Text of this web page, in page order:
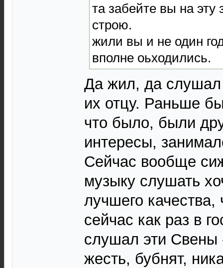
та забейте вы на эту
строю.
жили вы и не один год
вполне оьходились.
Да жил, да слушал
их отцу. Раньше
что было, были
интересы,
Сейчас вообще
музыку слушать
лучшего
сейчас как раз в
слушал эти Свены
жесть, бубнят,